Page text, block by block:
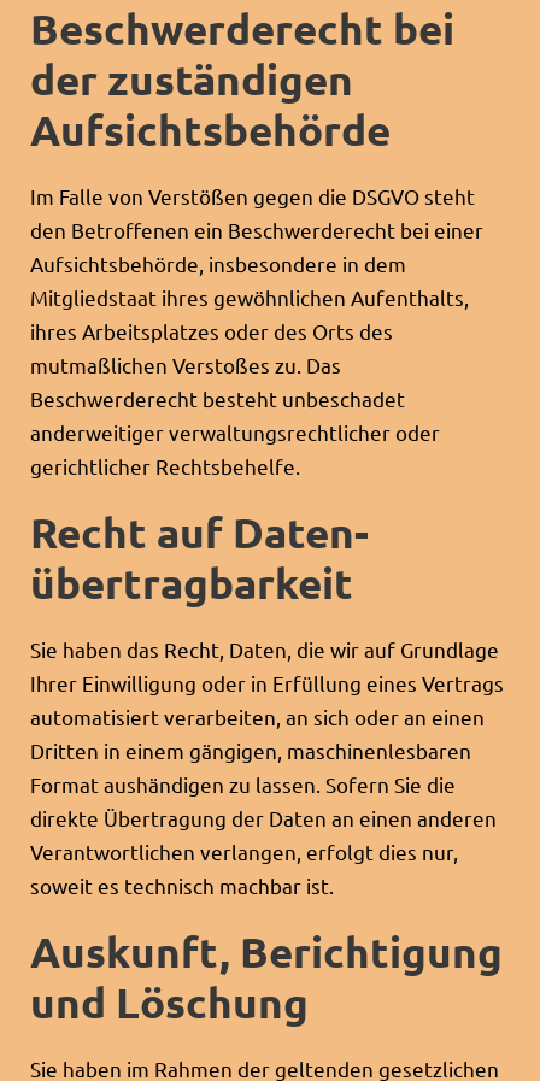
Beschwerde­recht bei
der zuständigen
Aufsichts­behörde
Im Falle von Verstößen gegen die DSGVO steht
den Betroffenen ein Beschwerderecht bei einer
Aufsichtsbehörde, insbesondere in dem
Mitgliedstaat ihres gewöhnlichen Aufenthalts,
ihres Arbeitsplatzes oder des Orts des
mutmaßlichen Verstoßes zu. Das
Beschwerderecht besteht unbeschadet
anderweitiger verwaltungsrechtlicher oder
gerichtlicher Rechtsbehelfe.
Recht auf Daten­
übertrag­barkeit
Sie haben das Recht, Daten, die wir auf Grundlage
Ihrer Einwilligung oder in Erfüllung eines Vertrags
automatisiert verarbeiten, an sich oder an einen
Dritten in einem gängigen, maschinenlesbaren
Format aushändigen zu lassen. Sofern Sie die
direkte Übertragung der Daten an einen anderen
Verantwortlichen verlangen, erfolgt dies nur,
soweit es technisch machbar ist.
Auskunft, Berichtigung
und Löschung
Sie haben im Rahmen der geltenden gesetzlichen